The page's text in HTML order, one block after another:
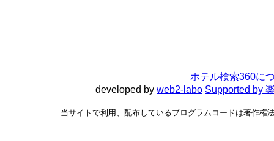
ホテル検索360に
developed by web2-labo Supported by
当サイトで利用、配布しているプログラムコードは著作